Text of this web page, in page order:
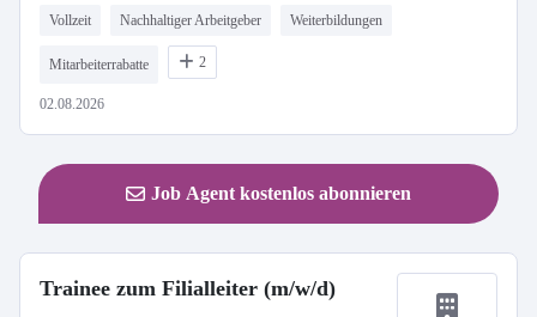
Vollzeit Nachhaltiger Arbeitgeber Weiterbildungen
Mitarbeiterrabatte 2
02.08.2026
Job Agent kostenlos abonnieren
Trainee zum Filialleiter (m/w/d)